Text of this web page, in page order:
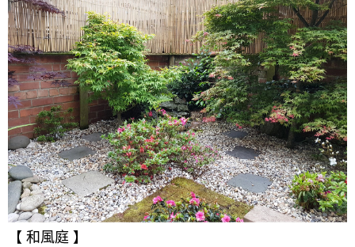
【 和風庭 】